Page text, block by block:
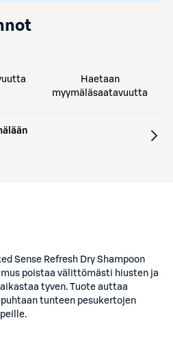
Haetaan
myymäläsaatavuutta
Sense Refresh Dry Shampoon
poistaa välittömästi hiusten ja
tyven. Tuote auttaa
tunteen pesukertojen